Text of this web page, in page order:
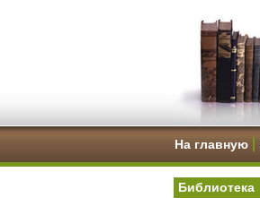
На главную
Библиотека